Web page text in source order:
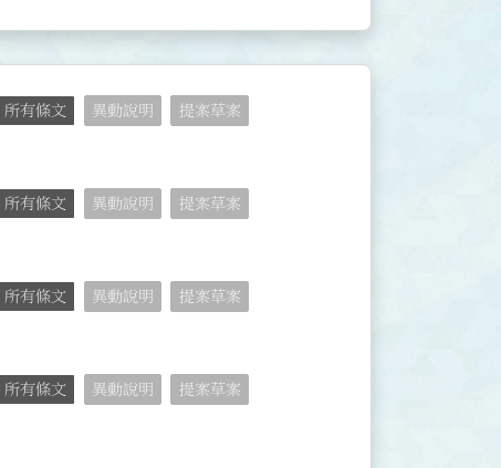
所有條文 異動說明 提案草案
所有條文 異動說明 提案草案
所有條文 異動說明 提案草案
所有條文 異動說明 提案草案